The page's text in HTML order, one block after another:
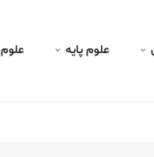
علوم پايه